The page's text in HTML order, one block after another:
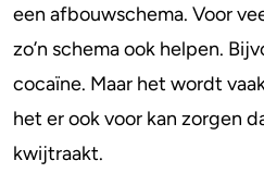
Poppers
een afbouwschema. Voor
zo’n schema ook helpen.
cocaïne. Maar het wordt
het er ook voor kan zorgen
kwijtraakt.